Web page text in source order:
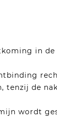
in de
tenzij de
wordt